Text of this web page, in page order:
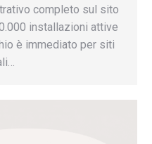
completo sul sito
installazioni attive
è immediato per siti